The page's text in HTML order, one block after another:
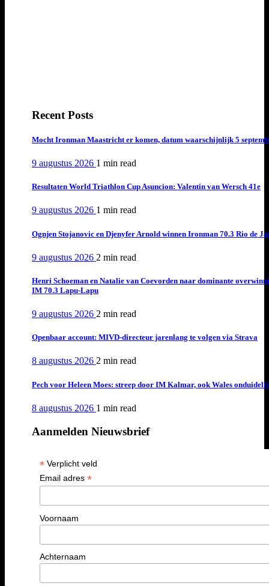
Recent Posts
Mocht Ironman Maastricht er komen, datum waarschijnlijk 5
9 augustus 2026 1 min read
Resultaten World Triathlon Cup Asuncion: Valentin van Wersch 41e
9 augustus 2026 1 min read
Ognjen Stojanovic en Djenyfer Arnold winnen Ironman 70.3 Rio de
9 augustus 2026 2 min read
Henri Schoeman en Natalie van Coevorden naar dominante
IM 70.3 Lapu-Lapu
9 augustus 2026 2 min read
Openbaar account: MIVD-directeur jarenlang te volgen via Strava
8 augustus 2026 2 min read
Pech voor Heleen Moes: streep door IM Kalmar, ook Wales
8 augustus 2026 1 min read
Aanmelden Nieuwsbrief
*Verplicht veld
Email adres *
Voornaam
Achternaam